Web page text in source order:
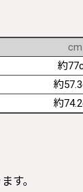
cm
約
約
約
す。